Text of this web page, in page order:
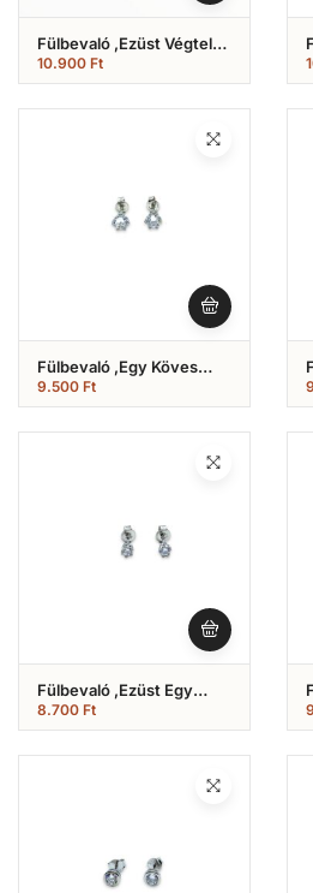
Fülbevaló ,Ezüst Végtelen
Jeles (Nr.21)
10.900 Ft
Fülbevaló ,Egy Köves
Ezüst ( Nr.19)
9.500 Ft
Fülbevaló ,Ezüst Egy
Köves (Nr.17)
8.700 Ft